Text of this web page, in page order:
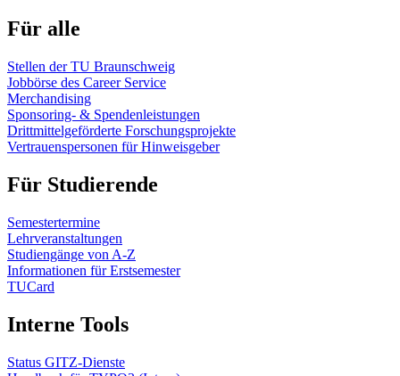
Für alle
Stellen der TU Braunschweig
Jobbörse des Career Service
Merchandising
Sponsoring- & Spendenleistungen
Drittmittelgeförderte Forschungsprojekte
Vertrauenspersonen für Hinweisgeber
Für Studierende
Semestertermine
Lehrveranstaltungen
Studiengänge von A-Z
Informationen für Erstsemester
TUCard
Interne Tools
Status GITZ-Dienste